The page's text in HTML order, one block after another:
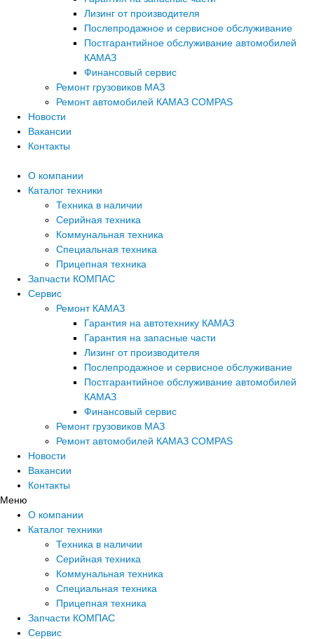
Лизинг от производителя
Послепродажное и сервисное обслуживание
Постгарантийное обслуживание автомобилей
КАМАЗ
Финансовый сервис
Ремонт грузовиков МАЗ
Ремонт автомобилей КАМАЗ COMPAS
Новости
Вакансии
Контакты
О компании
Каталог техники
Техника в наличии
Серийная техника
Коммунальная техника
Специальная техника
Прицепная техника
Запчасти КОМПАС
Сервис
Ремонт КАМАЗ
Гарантия на автотехнику КАМАЗ
Гарантия на запасные части
Лизинг от производителя
Послепродажное и сервисное обслуживание
Постгарантийное обслуживание автомобилей
КАМАЗ
Финансовый сервис
Ремонт грузовиков МАЗ
Ремонт автомобилей КАМАЗ COMPAS
Новости
Вакансии
Контакты
Меню
О компании
Каталог техники
Техника в наличии
Серийная техника
Коммунальная техника
Специальная техника
Прицепная техника
Запчасти КОМПАС
Сервис